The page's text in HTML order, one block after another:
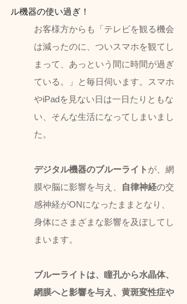
ル機器の使い過ぎ！
お客様方からも「テレビを観る機会
は減ったのに、ついスマホを観てし
まって、あっという間に時間が過ぎ
ている。」と毎日伺います。スマホ
やiPadを見ない日は一日たりともな
い、そんな生活になってしまいまし
た。
デジタル機器のブルーライト が、網
膜や脳に影響を与え、
自律神経の交
感神経がONになったままとなり、
身体にさまざまな影響を及ぼしてし
まいます。
ブルーライトは、瞳孔から水晶体、
網膜へと影響を与え、黄斑変性症や